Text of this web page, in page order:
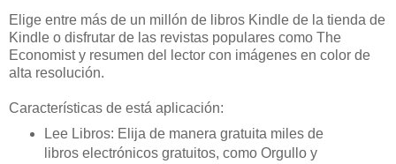
Elige entre más de un millón de libros Kindle de la tienda de
Kindle o disfrutar de las revistas populares como The
Economist y resumen del lector con imágenes en color de
alta resolución.
Características de está aplicación:
Lee Libros: Elija de manera gratuita miles de
libros electrónicos gratuitos, como Orgullo y